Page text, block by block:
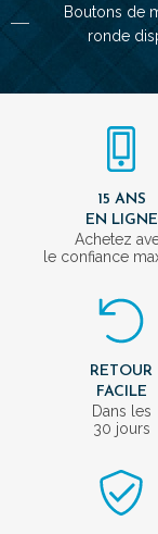
Boutons de
ronde
15 ANS
EN LIGNE
Achetez
le confiance
RETOUR
FACILE
Dans les
30 jours